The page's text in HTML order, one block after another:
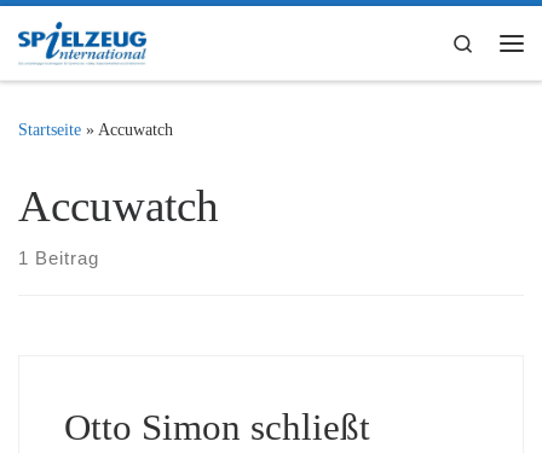
Zum Inhalt springen
Search
Startseite » Accuwatch
Accuwatch
1 Beitrag
Otto Simon schließt